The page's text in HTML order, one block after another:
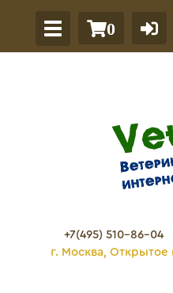
0
+7(495) 510-86-04
г. Москва,